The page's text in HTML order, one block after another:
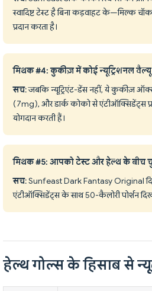
स्वादिष्ट टेस्ट है बिना कड़वाहट के—मिल्क
प्रदान करता है।
मिथक #4: कुकीज़ में कोई न्यूट्रिशनल वैल्यू
सच: जबकि न्यूट्रिएंट-डेंस नहीं, ये कुकीज़
(7mg), और डार्क कोको से एंटीऑक्सिडेंट्स
योगदान करती हैं।
मिथक #5: आपको टेस्ट और हेल्थ के बीच
सच: Sunfeast Dark Fantasy Original
एंटीऑक्सिडेंट्स के साथ 50-कैलोरी पोर्शन
हेल्थ गोल्स के हिसाब से